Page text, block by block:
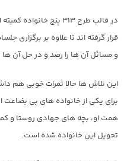
در قالب طرح ۳۱۳ پنج
قرار گرفته اند تا علاوه بر
و مسائل آن ها را رصد و در حل آن
این تلاش ها حالا ثمرات خوبی هم
برای یکی از خانواده های بی
همت او، بچه های جهادی روستا و
تحویل این خانواده شده است.